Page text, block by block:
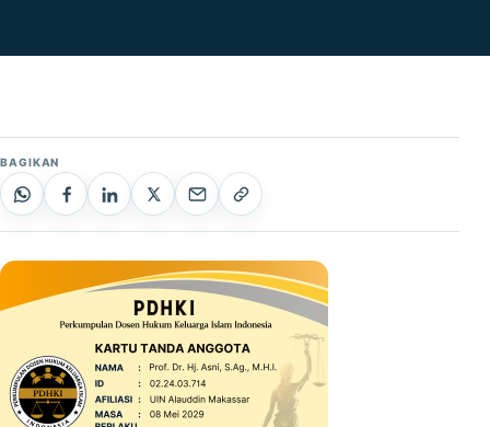
BAGIKAN